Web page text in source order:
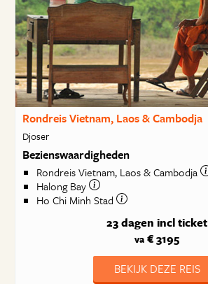
Rondreis Vietnam, Laos & Cambodja
Djoser
Bezienswaardigheden
Rondreis Vietnam, Laos & Cambodja
Halong Bay
Ho Chi Minh Stad
23 dagen incl ticket
va € 3195
BEKIJK DEZE REIS